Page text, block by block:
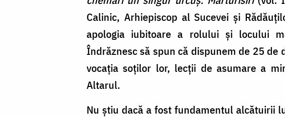
Calinic, Arhiepiscop al Sucevei și
apologia iubitoare a rolului și locului
Îndrăznesc să spun că dispunem de 25
vocația soților lor, lecții de asumare a
Altarul.
Nu știu dacă a fost fundamentul alcătuirii